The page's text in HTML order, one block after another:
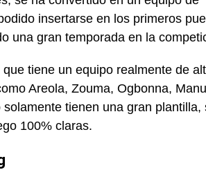
insertarse en los primeros
una gran temporada en la
que tiene un equipo realmente de
Areola, Zouma, Ogbonna,
solamente tienen una gran
100% claras.